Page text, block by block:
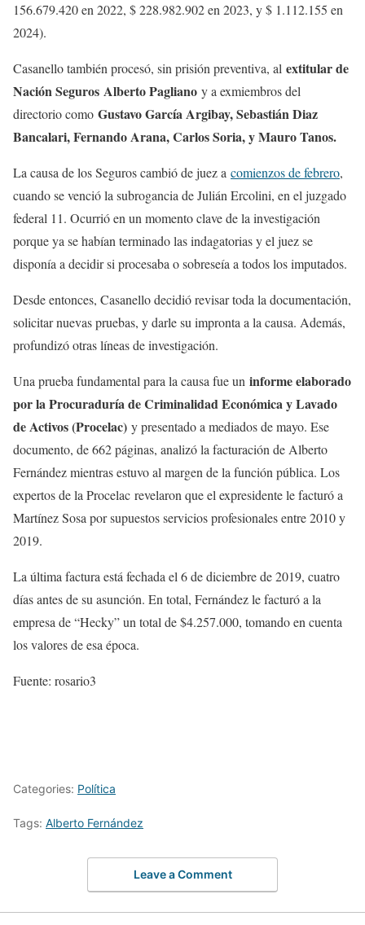
156.679.420 en 2022, $ 228.982.902 en 2023, y $ 1.112.155 en
2024).
Casanello también procesó, sin prisión preventiva, al extitular de
Nación Seguros Alberto Pagliano y a exmiembros del
directorio como Gustavo García Argibay, Sebastián Diaz
Bancalari, Fernando Arana, Carlos Soria, y Mauro Tanos.
La causa de los Seguros cambió de juez a comienzos de febrero,
cuando se venció la subrogancia de Julián Ercolini, en el juzgado
federal 11. Ocurrió en un momento clave de la investigación
porque ya se habían terminado las indagatorias y el juez se
disponía a decidir si procesaba o sobreseía a todos los imputados.
Desde entonces, Casanello decidió revisar toda la documentación,
solicitar nuevas pruebas, y darle su impronta a la causa. Además,
profundizó otras líneas de investigación.
Una prueba fundamental para la causa fue un informe elaborado
por la Procuraduría de Criminalidad Económica y Lavado
de Activos (Procelac) y presentado a mediados de mayo. Ese
documento, de 662 páginas, analizó la facturación de Alberto
Fernández mientras estuvo al margen de la función pública. Los
expertos de la Procelac revelaron que el expresidente le facturó a
Martínez Sosa por supuestos servicios profesionales entre 2010 y
2019.
La última factura está fechada el 6 de diciembre de 2019, cuatro
días antes de su asunción. En total, Fernández le facturó a la
empresa de “Hecky” un total de $4.257.000, tomando en cuenta
los valores de esa época.
Fuente: rosario3
Categories: Política
Tags: Alberto Fernández
Leave a Comment